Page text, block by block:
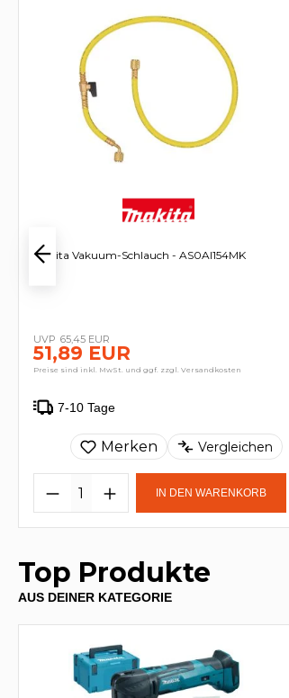
Makita Vakuum-Schlauch - AS0AI154MK
65,45 EUR
51,89 EUR
Preise sind inkl. MwSt. und ggf. zzgl. Versandkosten
7-10 Tage
Merken Vergleichen
IN DEN WARENKORB
Top Produkte
AUS DEINER KATEGORIE